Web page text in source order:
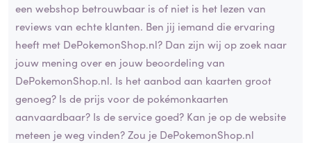
een webshop betrouwbaar is of niet is het lezen van
reviews van echte klanten. Ben jij iemand die ervaring
heeft met DePokemonShop.nl? Dan zijn wij op zoek naar
jouw mening over en jouw beoordeling van
DePokemonShop.nl. Is het aanbod aan kaarten groot
genoeg? Is de prijs voor de pokémonkaarten
aanvaardbaar? Is de service goed? Kan je op de website
meteen je weg vinden? Zou je DePokemonShop.nl